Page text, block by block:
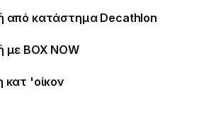
από κατάστημα Decathlon
με ΒΟΧ ΝΟW
'οίκον